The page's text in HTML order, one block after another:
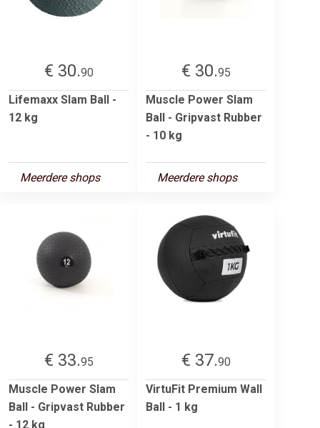
€ 30.90
Lifemaxx Slam Ball -
12 kg
Meerdere shops
€ 30.95
Muscle Power Slam
Ball - Gripvast Rubber
- 10 kg
Meerdere shops
€ 33.95
Muscle Power Slam
Ball - Gripvast Rubber
- 12 kg
€ 37.90
VirtuFit Premium Wall
Ball - 1 kg